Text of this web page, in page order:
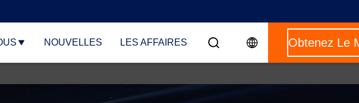
NOUVELLES LES AFFAIRES